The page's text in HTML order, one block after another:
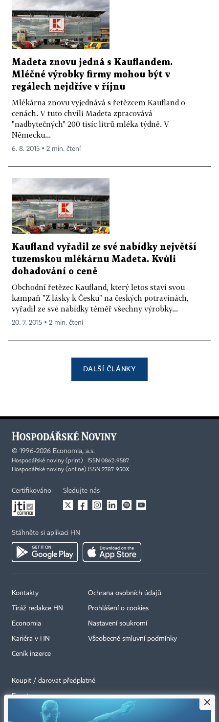
Madeta znovu jedná s Kauflandem.
Mléčné výrobky firmy mohou být v
regálech nejdříve v říjnu
Mlékárna znovu vyjednává s řetězcem Kaufland o
cenách. V tuto chvíli Madeta zpracovává
"nadbytečných" 200 tisíc litrů mléka týdně. V
Německu...
6. 8. 2015 ▪ 2 min. čtení
Kaufland vyřadil ze své nabídky největší
tuzemskou mlékárnu Madeta. Kvůli
dohadování o ceně
Obchodní řetězec Kaufland, který letos staví svou
kampaň "Z lásky k Česku" na českých potravinách,
vyřadil ze své nabídky téměř všechny výrobky...
20. 7. 2015 ▪ 2 min. čtení
DALŠÍ ČLÁNKY
© 1996-2026 Economia, a.s.
Hospodářské noviny (print) ISSN 0862-9587
Hospodářské noviny (online) ISSN 2787-950X
Certifikováno Sledujte nás
Stáhněte si aplikaci HN
Kontakty
Tiráž redakce HN
Economia
Kariéra v HN
Ceník inzerce
Ochrana osobních údajů
Prohlášení o cookies
Nastavení soukromí
Všeobecné smluvní podmínky
Koupit / darovat předplatné
Eventy
Newslettery
×